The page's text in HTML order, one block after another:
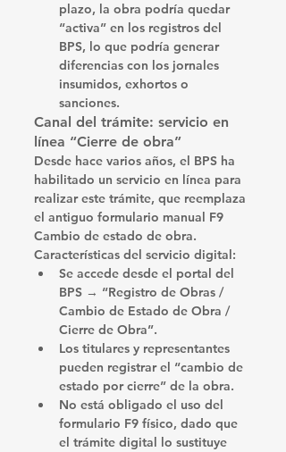
plazo, la obra podría quedar
“activa” en los registros del
BPS, lo que podría generar
diferencias con los jornales
insumidos, exhortos o
sanciones.
Canal del trámite: servicio en
línea “Cierre de obra”
Desde hace varios años, el BPS ha
habilitado un servicio en línea para
realizar este trámite, que reemplaza
el antiguo formulario manual F9
Cambio de estado de obra.
Características del servicio digital:
Se accede desde el portal del
BPS → “Registro de Obras /
Cambio de Estado de Obra /
Cierre de Obra”.
Los titulares y representantes
pueden registrar el “cambio de
estado por cierre” de la obra.
No está obligado el uso del
formulario F9 físico, dado que
el trámite digital lo sustituye